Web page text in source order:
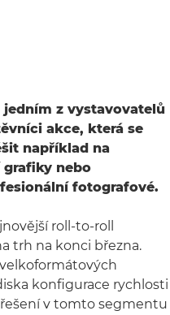
jedním z vystavovatelů
akce, která se
například na
nebo
fotografové.
roll-to-roll
trh na konci března.
konfigurace rychlosti
v tomto segmentu